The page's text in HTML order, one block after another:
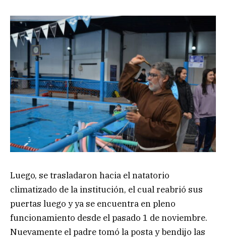
Luego, se trasladaron hacia el natatorio
climatizado de la institución, el cual reabrió sus
puertas luego y ya se encuentra en pleno
funcionamiento desde el pasado 1 de noviembre.
Nuevamente el padre tomó la posta y bendijo las